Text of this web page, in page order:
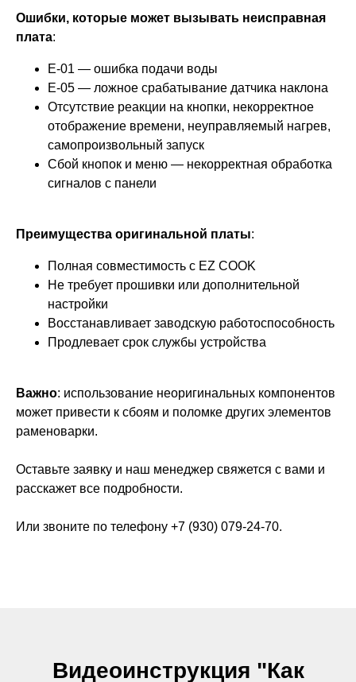
Ошибки, которые может вызывать неисправная
плата:
E-01 — ошибка подачи воды
E-05 — ложное срабатывание датчика наклона
Отсутствие реакции на кнопки, некорректное
отображение времени, неуправляемый нагрев,
самопроизвольный запуск
Сбой кнопок и меню — некорректная обработка
сигналов с панели
Преимущества оригинальной платы:
Полная совместимость с EZ COOK
Не требует прошивки или дополнительной
настройки
Восстанавливает заводскую работоспособность
Продлевает срок службы устройства
Важно: использование неоригинальных компонентов
может привести к сбоям и поломке других элементов
раменоварки.
Оставьте заявку и наш менеджер свяжется с вами и
расскажет все подробности.
Или звоните по телефону +7 (930) 079-24-70.
Видеоинструкция "Как